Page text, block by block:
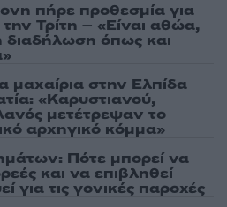
πήρε προθεσμία για
Τρίτη – «Είναι αθώα,
διαδήλωση όπως και
μαχαίρια στην Ελπίδα
«Καρυστιανού,
μετέτρεψαν το
αρχηγικό κόμμα»
Πότε μπορεί να
και να επιβληθεί
για τις γονικές παροχές